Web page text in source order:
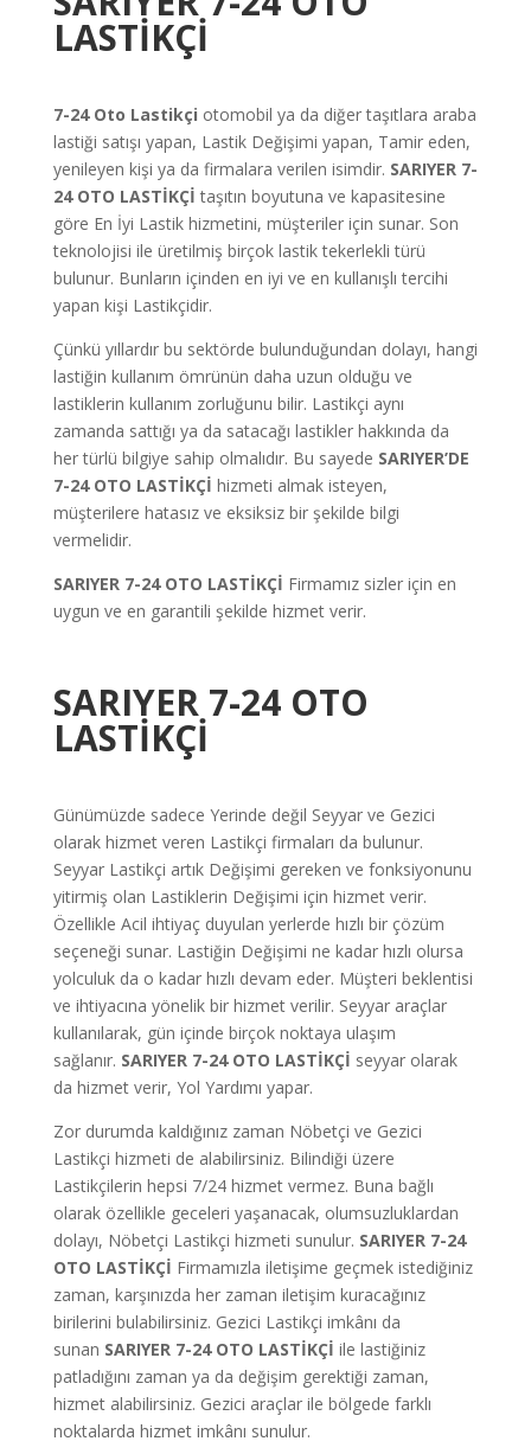
LASTİKÇİ
7-24 Oto Lastikçi otomobil ya da diğer taşıtlara araba
lastiği satışı yapan, Lastik Değişimi yapan, Tamir eden,
yenileyen kişi ya da firmalara verilen isimdir. SARIYER 7-
24 OTO LASTİKÇİtaşıtın boyutuna ve kapasitesine
göre En İyi Lastik hizmetini, müşteriler için sunar. Son
teknolojisi ile üretilmiş birçok lastik tekerlekli türü
bulunur. Bunların içinden en iyi ve en kullanışlı tercihi
yapan kişi Lastikçidir.
Çünkü yıllardır bu sektörde bulunduğundan dolayı, hangi
lastiğin kullanım ömrünün daha uzun olduğu ve
lastiklerin kullanım zorluğunu bilir. Lastikçi aynı
zamanda sattığı ya da satacağı lastikler hakkında da
her türlü bilgiye sahip olmalıdır. Bu sayede SARIYER’DE
7-24 OTO LASTİKÇİ hizmeti almak isteyen,
müşterilere hatasız ve eksiksiz bir şekilde bilgi
vermelidir.
SARIYER 7-24 OTO LASTİKÇİ Firmamız sizler için en
uygun ve en garantili şekilde hizmet verir.
SARIYER 7-24 OTO
LASTİKÇİ
Günümüzde sadece Yerinde değil Seyyar ve Gezici
olarak hizmet veren Lastikçi firmaları da bulunur.
Seyyar Lastikçi artık Değişimi gereken ve fonksiyonunu
yitirmiş olan Lastiklerin Değişimi için hizmet verir.
Özellikle Acil ihtiyaç duyulan yerlerde hızlı bir çözüm
seçeneği sunar. Lastiğin Değişimi ne kadar hızlı olursa
yolculuk da o kadar hızlı devam eder. Müşteri beklentisi
ve ihtiyacına yönelik bir hizmet verilir. Seyyar araçlar
kullanılarak, gün içinde birçok noktaya ulaşım
sağlanır. SARIYER 7-24 OTO LASTİKÇİ seyyar olarak
da hizmet verir, Yol Yardımı yapar.
Zor durumda kaldığınız zaman Nöbetçi ve Gezici
Lastikçi hizmeti de alabilirsiniz. Bilindiği üzere
Lastikçilerin hepsi 7/24 hizmet vermez. Buna bağlı
olarak özellikle geceleri yaşanacak, olumsuzluklardan
dolayı, Nöbetçi Lastikçi hizmeti sunulur. SARIYER 7-24
OTO LASTİKÇİ Firmamızla iletişime geçmek istediğiniz
zaman, karşınızda her zaman iletişim kuracağınız
birilerini bulabilirsiniz. Gezici Lastikçi imkânı da
sunan SARIYER 7-24 OTO LASTİKÇİ ile lastiğiniz
patladığını zaman ya da değişim gerektiği zaman,
hizmet alabilirsiniz. Gezici araçlar ile bölgede farklı
noktalarda hizmet imkânı sunulur.